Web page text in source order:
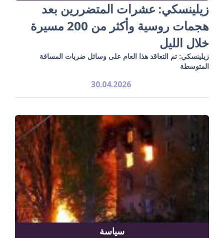
زيلينسكي: عشرات المتضررين بعد
هجمات روسية وأكثر من 200 مسيرة
خلال الليل
زيلينسكي: تم التعاقد هذا العام على وسائل ضربات المسافة
المتوسطة
30.04.2026
سياسة